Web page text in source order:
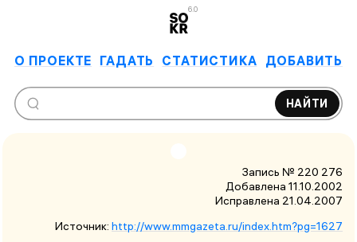
6.0
О ПРОЕКТЕ ГАДАТЬ СТАТИСТИКА ДОБАВИТЬ
НАЙТИ
Запись № 220 276
Добавлена 11.10.2002
Исправлена 21.04.2007
Источник: http://www.mmgazeta.ru/index.htm?pg=1627